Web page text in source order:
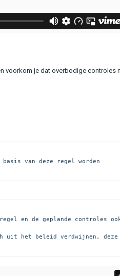
voorkom je dat overbodige controles
van deze regel worden
en de geplande controles
uit het beleid verdwijnen, deze